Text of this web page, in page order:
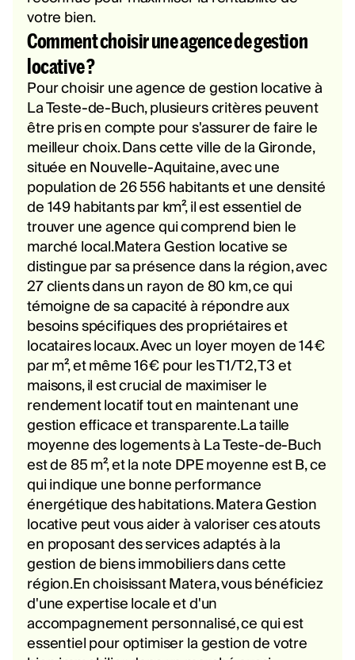
votre bien.
Comment choisir une agence de gestion
locative ?
Pour choisir une agence de gestion locative à
La Teste-de-Buch, plusieurs critères peuvent
être pris en compte pour s'assurer de faire le
meilleur choix. Dans cette ville de la Gironde,
située en Nouvelle-Aquitaine, avec une
population de 26 556 habitants et une densité
de 149 habitants par km², il est essentiel de
trouver une agence qui comprend bien le
marché local.Matera Gestion locative se
distingue par sa présence dans la région, avec
27 clients dans un rayon de 80 km, ce qui
témoigne de sa capacité à répondre aux
besoins spécifiques des propriétaires et
locataires locaux. Avec un loyer moyen de 14€
par m², et même 16€ pour les T1/T2, T3 et
maisons, il est crucial de maximiser le
rendement locatif tout en maintenant une
gestion efficace et transparente.La taille
moyenne des logements à La Teste-de-Buch
est de 85 m², et la note DPE moyenne est B, ce
qui indique une bonne performance
énergétique des habitations. Matera Gestion
locative peut vous aider à valoriser ces atouts
en proposant des services adaptés à la
gestion de biens immobiliers dans cette
région.En choisissant Matera, vous bénéficiez
d'une expertise locale et d'un
accompagnement personnalisé, ce qui est
essentiel pour optimiser la gestion de votre